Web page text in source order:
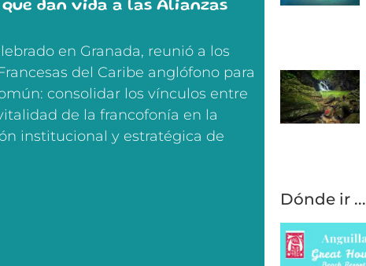
dan vida a las Alianzas
en Granada, reunió a los
del Caribe anglófono para
consolidar los vínculos entre
de la francofonía en la
institucional y estratégica de
Dónde ir ...